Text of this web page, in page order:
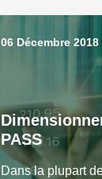
06 Décembre 2018
PASS
Dans la plupart